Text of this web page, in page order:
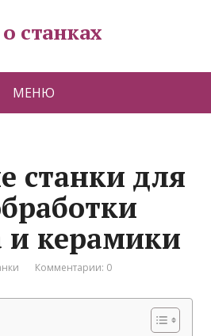
станках
МЕНЮ
станки для
керамики
Комментарии: 0